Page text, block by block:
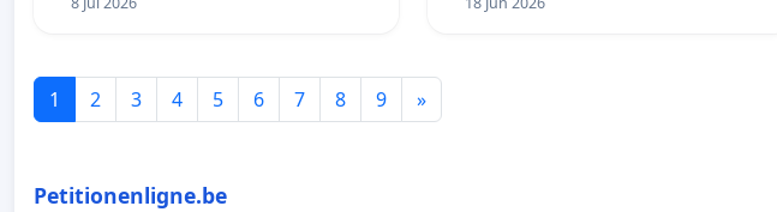
1 2 3 4 5 6 7 8 9 »
Petitionenligne.be